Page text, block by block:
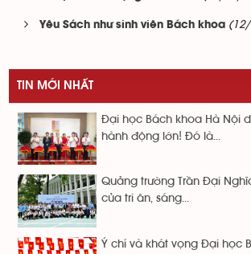
Yêu Sách như sinh viên Bách khoa
TIN MỚI NHẤT
Đại học Bách khoa Hà Nội
hành động lớn! Đó là...
Quảng trường Trần Đại
của tri ân, sáng...
Ý chí và khát vọng Đại học